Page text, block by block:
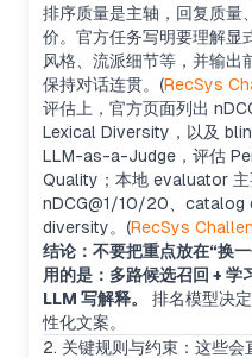
排序质量是主轴，回复质量
价。官方任务写明要理解显
风格、流派细节等，并输
保持对话连贯。(RecSys
评估上，官方页面列出
Lexical Diversity，以及
LLM-as-a-Judge，评估
Quality；本地 evaluator
nDCG@1/10/20、
diversity。(RecSys
结论：不要把重点放在“换
用的是：多路候选召回 +
LLM 写解释。
排名模型决
性化文案。
2. 关键规则与约束：这些会